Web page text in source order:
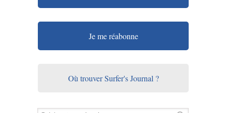
Je me réabonne
Où trouver Surfer's Journal ?